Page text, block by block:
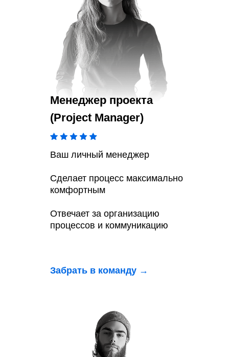
Менеджер проекта
(Project Manager)
Ваш личный менеджер
Сделает процесс максимально
комфортным
Отвечает за организацию
процессов и коммуникацию
Забрать в команду →